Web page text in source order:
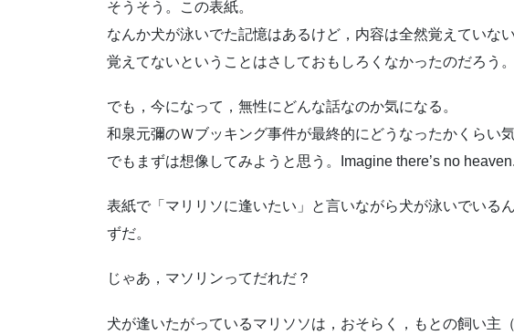
そうそう。この表紙。
なんか犬が泳いでた記憶はあるけど，内容は全然覚えていない
覚えてないということはさしておもしろくなかったのだろう。
でも，今になって，無性にどんな話なのか気になる。
和泉元彌のＷブッキング事件が最終的にどうなったかくらい気
でもまずは想像してみようと思う。Imagine there’s no heaven.
表紙で「マリリソに逢いたい」と言いながら犬が泳いでいる
ずだ。
じゃあ，マソリンってだれだ？
犬が逢いたがっているマリソソは，おそらく，もとの飼い主